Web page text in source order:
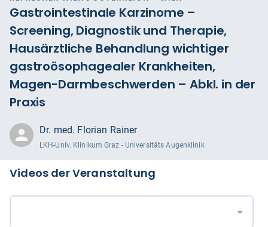
Gastrointestinale Karzinome –
Screening, Diagnostik und Therapie,
Hausärztliche Behandlung wichtiger
gastroösophagealer Krankheiten,
Magen-Darmbeschwerden – Abkl. in der
Praxis
Dr. med. Florian Rainer
LKH-Univ. Klinikum Graz - Universitäts Augenklinik
Videos der Veranstaltung